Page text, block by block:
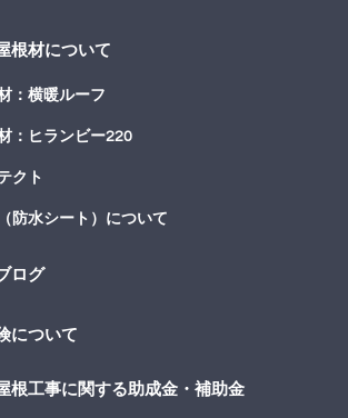
根材について
：横暖ルーフ
：ヒランビー220
クト
防水シート）について
ログ
について
根工事に関する助成金・補助金